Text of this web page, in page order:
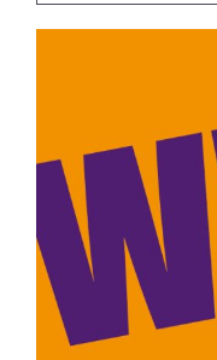
Termine
Netzwerk
Blickwinkel